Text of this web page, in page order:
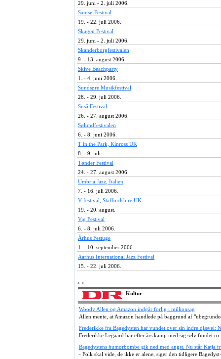
29. juni - 2. juli 2006.
Samsø Festival
19. - 22. juli 2006.
Skagen Festival
29. juni - 2. juli 2006.
Skanderborgfestivalen
9. - 13. august 2006.
Skive Beachparty
1. - 4. juni 2006.
Sundsøre Musikfestival
28. - 29. juli 2006.
Suså Festival
26. - 27. august 2006.
Sølundfestivalen
6. - 8. juni 2006.
T in the Park, Kinross UK
8. - 9. juli.
Tønder Festival
24. - 27. august 2006.
Umbria Jazz, Italien
7. - 16. juli 2006.
V festival, Staffordshire UK
19. - 20. august.
Vig Festival
6. - 8. juli 2006.
Århus Festuge
1. - 10. september 2006.
Aarhus International Jazz Festival
15. - 22. juli 2006.
< <
Kultur
Woody Allen og Amazon indgår forlig i millionsag
Allen mente, at Amazon handlede på baggrund af
Frederikke fra Bagedysten har vundet over sin indre djævel:
Frederikke Legaard har efter års kamp med sig selv fundet
Bagedystens humørbombe gik ned med angst. Nu står Katja
- Folk skal vide, de ikke er alene, siger den tidligere